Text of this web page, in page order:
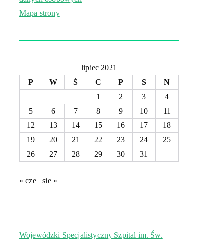
Mapa strony
lipiec 2021
P
W Ś C P S
N
1
2 3
4
5
6 7 8 9 10
11
12
13 14 15 16 17
18
19
20 21 22 23 24
25
26
27 28 29 30 31
« cze sie »
Wojewódzki Specjalistyczny Szpital im. Św.